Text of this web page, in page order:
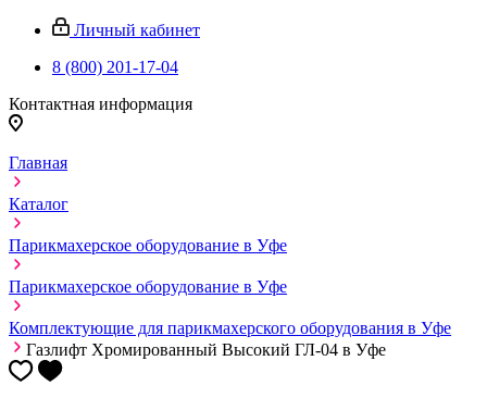
Личный кабинет
8 (800) 201-17-04
Контактная информация
Главная
Каталог
Парикмахерское оборудование в Уфе
Парикмахерское оборудование в Уфе
Комплектующие для парикмахерского оборудования в Уфе
Газлифт Хромированный Высокий ГЛ-04 в Уфе